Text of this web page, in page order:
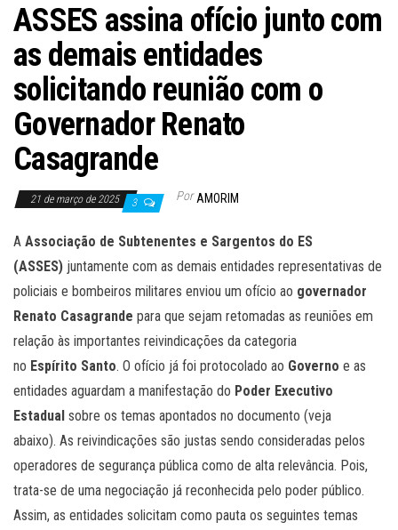
ASSES assina ofício junto com
as demais entidades
solicitando reunião com o
Governador Renato
Casagrande
21 de março de 2025 3 Por AMORIM
A Associação de Subtenentes e Sargentos do ES
(ASSES) juntamente com as demais entidades representativas de
policiais e bombeiros militares enviou um ofício ao governador
Renato Casagrande para que sejam retomadas as reuniões em
relação às importantes reivindicações da categoria
no Espírito Santo. O ofício já foi protocolado ao Governo e as
entidades aguardam a manifestação do Poder Executivo
Estadual sobre os temas apontados no documento (veja
abaixo). As reivindicações são justas sendo consideradas pelos
operadores de segurança pública como de alta relevância. Pois,
trata-se de uma negociação já reconhecida pelo poder público.
Assim, as entidades solicitam como pauta os seguintes temas